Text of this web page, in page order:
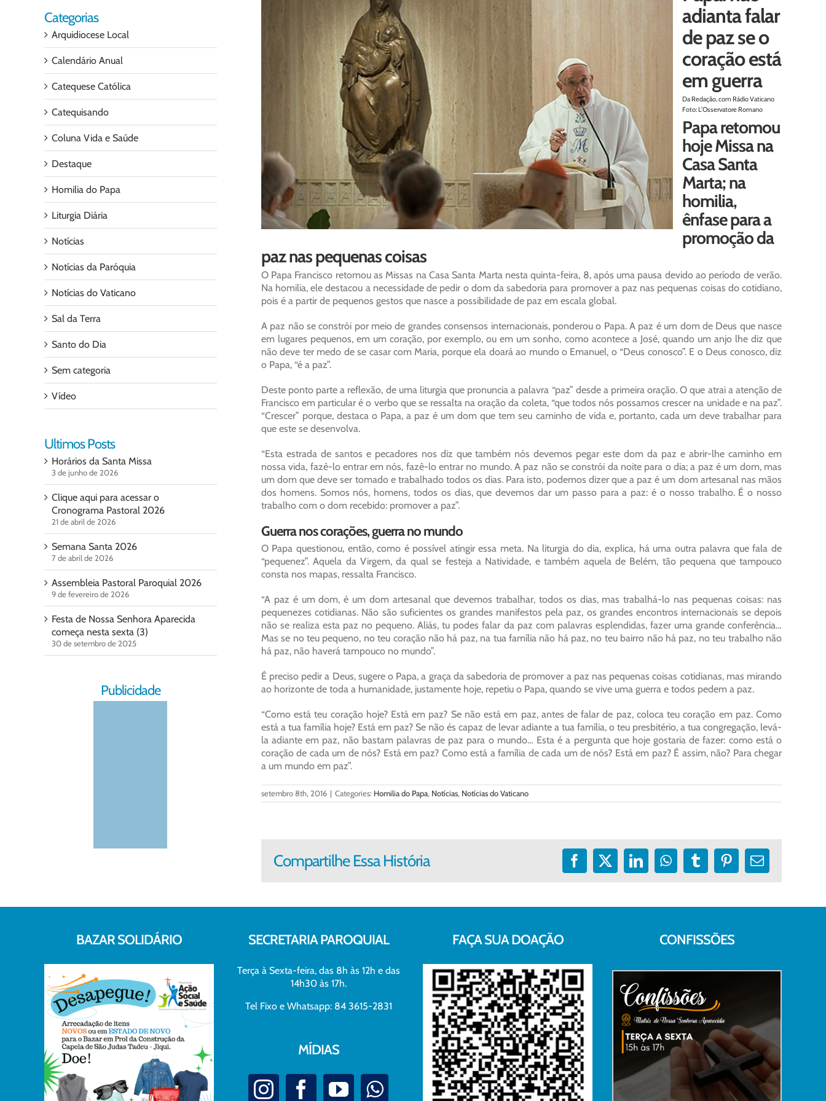
adianta falar
de paz se o
coração está
em guerra
Da Redação, com Rádio Vaticano
Foto: L’Osservatore Romano
Papa retomou
hoje Missa na
Casa Santa
Marta; na
homilia,
ênfase para a
promoção da
paz nas pequenas coisas
O Papa Francisco retomou as Missas na Casa Santa Marta nesta quinta-feira, 8, após uma pausa devido ao período de verão.
Na homilia, ele destacou a necessidade de pedir o dom da sabedoria para promover a paz nas pequenas coisas do cotidiano,
pois é a partir de pequenos gestos que nasce a possibilidade de paz em escala global.
A paz não se constrói por meio de grandes consensos internacionais, ponderou o Papa. A paz é um dom de Deus que nasce
em lugares pequenos, em um coração, por exemplo, ou em um sonho, como acontece a José, quando um anjo lhe diz que
não deve ter medo de se casar com Maria, porque ela doará ao mundo o Emanuel, o “Deus conosco”. E o Deus conosco, diz
o Papa, “é a paz”.
Deste ponto parte a reflexão, de uma liturgia que pronuncia a palavra “paz” desde a primeira oração. O que atrai a atenção de
Francisco em particular é o verbo que se ressalta na oração da coleta, “que todos nós possamos crescer na unidade e na paz”.
“Crescer” porque, destaca o Papa, a paz é um dom que tem seu caminho de vida e, portanto, cada um deve trabalhar para
que este se desenvolva.
“Esta estrada de santos e pecadores nos diz que também nós devemos pegar este dom da paz e abrir-lhe caminho em
nossa vida, fazê-lo entrar em nós, fazê-lo entrar no mundo. A paz não se constrói da noite para o dia; a paz é um dom, mas
um dom que deve ser tomado e trabalhado todos os dias. Para isto, podemos dizer que a paz é um dom artesanal nas mãos
dos homens. Somos nós, homens, todos os dias, que devemos dar um passo para a paz: é o nosso trabalho. É o nosso
trabalho com o dom recebido: promover a paz”.
Guerra nos corações, guerra no mundo
O Papa questionou, então, como é possível atingir essa meta. Na liturgia do dia, explica, há uma outra palavra que fala de
“pequenez”. Aquela da Virgem, da qual se festeja a Natividade, e também aquela de Belém, tão pequena que tampouco
consta nos mapas, ressalta Francisco.
“A paz é um dom, é um dom artesanal que devemos trabalhar, todos os dias, mas trabalhá-lo nas pequenas coisas: nas
pequenezes cotidianas. Não são suficientes os grandes manifestos pela paz, os grandes encontros internacionais se depois
não se realiza esta paz no pequeno. Aliás, tu podes falar da paz com palavras esplendidas, fazer uma grande conferência…
Mas se no teu pequeno, no teu coração não há paz, na tua família não há paz, no teu bairro não há paz, no teu trabalho não
há paz, não haverá tampouco no mundo”.
É preciso pedir a Deus, sugere o Papa, a graça da sabedoria de promover a paz nas pequenas coisas cotidianas, mas mirando
ao horizonte de toda a humanidade, justamente hoje, repetiu o Papa, quando se vive uma guerra e todos pedem a paz.
“Como está teu coração hoje? Está em paz? Se não está em paz, antes de falar de paz, coloca teu coração em paz. Como
está a tua família hoje? Está em paz? Se não és capaz de levar adiante a tua família, o teu presbitério, a tua congregação, levá-
la adiante em paz, não bastam palavras de paz para o mundo… Esta é a pergunta que hoje gostaria de fazer: como está o
coração de cada um de nós? Está em paz? Como está a família de cada um de nós? Está em paz? É assim, não? Para chegar
a um mundo em paz”.
setembro 8th, 2016 | Categories: Homilia do Papa, Notícias, Notícias do Vaticano
Compartilhe Essa História Facebook
X LinkedInWhatsApp
TumblrPinterest
E-
Categorias
Arquidiocese Local
Calendário Anual
Catequese Católica
Catequisando
Coluna Vida e Saúde
Destaque
Homilia do Papa
Liturgia Diária
Notícias
Notícias da Paróquia
Notícias do Vaticano
Sal da Terra
Santo do Dia
Sem categoria
Vídeo
Ultimos Posts
Horários da Santa Missa
3 de junho de 2026
Clique aqui para acessar o
Cronograma Pastoral 2026
21 de abril de 2026
Semana Santa 2026
7 de abril de 2026
Assembleia Pastoral Paroquial 2026
9 de fevereiro de 2026
Festa de Nossa Senhora Aparecida
começa nesta sexta (3)
30 de setembro de 2025
Publicidade
BAZAR SOLIDÁRIO SECRETARIA PAROQUIAL
Terça à Sexta-feira, das 8h às 12h e das
14h30 às 17h.
Tel Fixo e Whatsapp: 84 3615-2831
MÍDIAS
FAÇA SUA DOAÇÃO CONFISSÕES